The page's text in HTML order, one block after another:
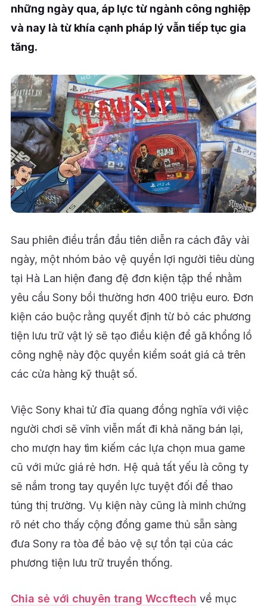
những ngày qua, áp lực từ ngành công nghiệp
và nay là từ khía cạnh pháp lý vẫn tiếp tục gia
tăng.
Sau phiên điều trần đầu tiên diễn ra cách đây vài
ngày, một nhóm bảo vệ quyền lợi người tiêu dùng
tại Hà Lan hiện đang đệ đơn kiện tập thể nhằm
yêu cầu Sony bồi thường hơn 400 triệu euro. Đơn
kiện cáo buộc rằng quyết định từ bỏ các phương
tiện lưu trữ vật lý sẽ tạo điều kiện để gã khổng lồ
công nghệ này độc quyền kiểm soát giá cả trên
các cửa hàng kỹ thuật số.
Việc Sony khai tử đĩa quang đồng nghĩa với việc
người chơi sẽ vĩnh viễn mất đi khả năng bán lại,
cho mượn hay tìm kiếm các lựa chọn mua game
cũ với mức giá rẻ hơn. Hệ quả tất yếu là công ty
sẽ nắm trong tay quyền lực tuyệt đối để thao
túng thị trường. Vụ kiện này cũng là minh chứng
rõ nét cho thấy cộng đồng game thủ sẵn sàng
đưa Sony ra tòa để bảo vệ sự tồn tại của các
phương tiện lưu trữ truyền thống.
Chia sẻ với chuyên trang Wccftech về mục